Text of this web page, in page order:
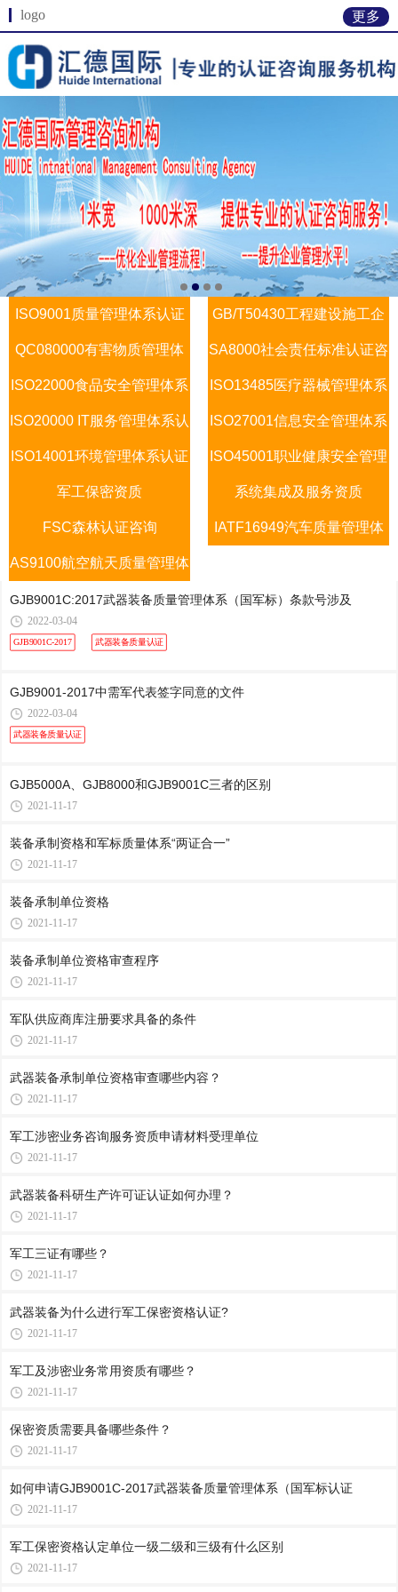
logo 更多
ISO9001质量管理体系认证
咨询
GB/T50430工程建设施工企
业质量管理
QC080000有害物质管理体
系认证咨询
SA8000社会责任标准认证咨
询
ISO22000食品安全管理体系
认证咨询
ISO13485医疗器械管理体系
认证咨询
ISO20000 IT服务管理体系认
证咨询
ISO27001信息安全管理体系
认证咨询
ISO14001环境管理体系认证
咨询
ISO45001职业健康安全管理
体系
军工保密资质 系统集成及服务资质
FSC森林认证咨询 IATF16949汽车质量管理体
AS9100航空航天质量管理体
系
GJB9001C:2017武器装备质量管理体系（国军标）条款号涉及
2022-03-04
GJB9001C-2017 武器装备质量认证
GJB9001-2017中需军代表签字同意的文件
2022-03-04
武器装备质量认证
GJB5000A、GJB8000和GJB9001C三者的区别
2021-11-17
装备承制资格和军标质量体系“两证合一”
2021-11-17
装备承制单位资格
2021-11-17
装备承制单位资格审查程序
2021-11-17
军队供应商库注册要求具备的条件
2021-11-17
武器装备承制单位资格审查哪些内容？
2021-11-17
军工涉密业务咨询服务资质申请材料受理单位
2021-11-17
武器装备科研生产许可证认证如何办理？
2021-11-17
军工三证有哪些？
2021-11-17
武器装备为什么进行军工保密资格认证?
2021-11-17
军工及涉密业务常用资质有哪些？
2021-11-17
保密资质需要具备哪些条件？
2021-11-17
如何申请GJB9001C-2017武器装备质量管理体系（国军标认证
2021-11-17
军工保密资格认定单位一级二级和三级有什么区别
2021-11-17